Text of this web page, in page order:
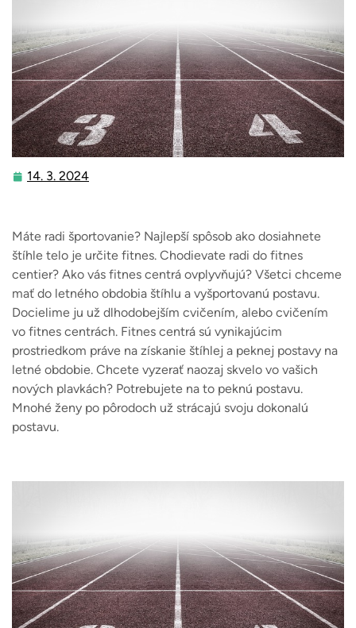
14. 3. 2024
Máte radi športovanie? Najlepší spôsob ako dosiahnete
štíhle telo je určite fitnes. Chodievate radi do fitnes
centier? Ako vás fitnes centrá ovplyvňujú? Všetci chceme
mať do letného obdobia štíhlu a vyšportovanú postavu.
Docielime ju už dlhodobejším cvičením, alebo cvičením
vo fitnes centrách. Fitnes centrá sú vynikajúcim
prostriedkom práve na získanie štíhlej a peknej postavy na
letné obdobie. Chcete vyzerať naozaj skvelo vo vašich
nových plavkách? Potrebujete na to peknú postavu.
Mnohé ženy po pôrodoch už strácajú svoju dokonalú
postavu.